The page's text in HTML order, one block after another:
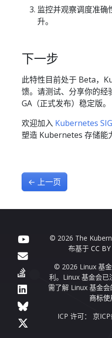
监控并观察调度准确
升。
下一步
此特性目前处于 Beta，
馈。请测试、分享你的经
GA（正式发布）稳定版。
欢迎加入 Kubernetes
塑造 Kubernetes 存储能
← 上一页
© 2026 The
布基于CC
© 2026 Linux 基
利。Linux 基金会已
需了解 Linux 基金
商标使
ICP 许可： 京